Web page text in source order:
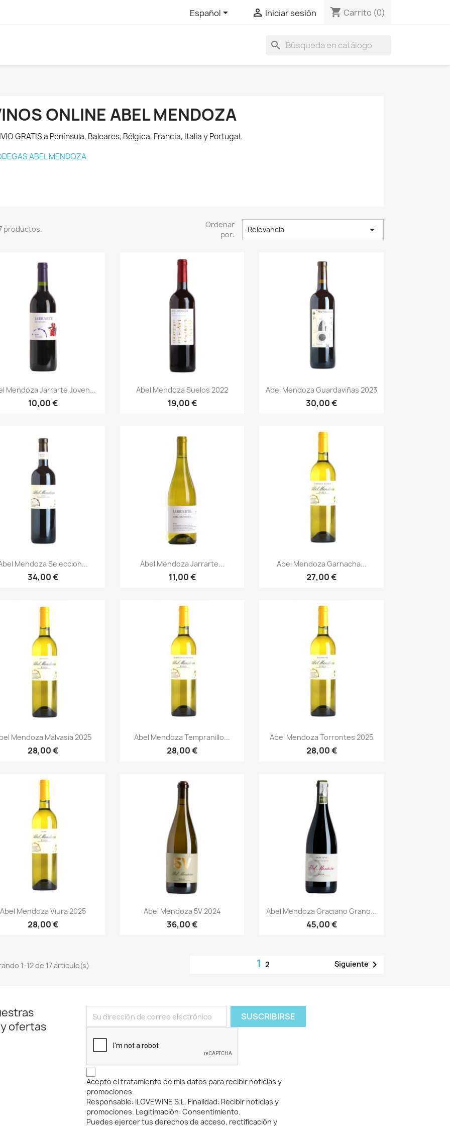
Español  Iniciar sesión shopping_cart Carrito (0)
search
ONLINE ABEL MENDOZA
GRATIS a Península, Baleares, Bélgica, Francia, Italia y Portugal.
ABEL MENDOZA
productos.
Ordenar
por:
Relevancia 
Vista rápida
Mendoza Jarrarte Joven...
10,00 €
Vista rápida
Abel Mendoza Suelos 2022
19,00 €
Vista rápida
Abel Mendoza Guardaviñas 2023
30,00 €
Vista rápida
Mendoza Seleccion...
34,00 €
Vista rápida
Abel Mendoza Jarrarte...
11,00 €
Vista rápida
Abel Mendoza Garnacha...
27,00 €
Vista rápida
Mendoza Malvasia 2025
28,00 €
Vista rápida
Abel Mendoza Tempranillo...
28,00 €
Vista rápida
Abel Mendoza Torrontes 2025
28,00 €
Vista rápida
Abel Mendoza Viura 2025
28,00 €
Vista rápida
Abel Mendoza 5V 2024
36,00 €
Vista rápida
Abel Mendoza Graciano Grano...
45,00 €
1-12 de 17 artículo(s) 1 2 Siguiente 
ofertas
Acepto el tratamiento de mis datos para recibir noticias y
promociones.
Responsable: ILOVEWINE S.L. Finalidad: Recibir noticias y
promociones. Legitimación: Consentimiento.
Puedes ejercer tus derechos de acceso, rectificación y